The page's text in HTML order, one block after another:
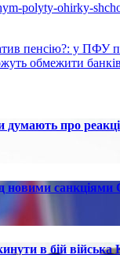
polyty-ohirky-
пенсію?: у ПФУ
обмежити
про
санкціями
в бій війська